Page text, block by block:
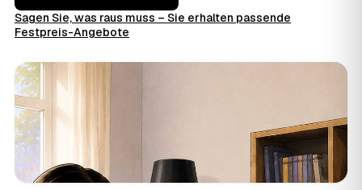
Sagen Sie, was raus muss – Sie erhalten passende
Festpreis-Angebote